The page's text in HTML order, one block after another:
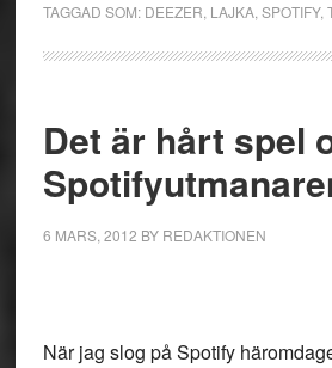
TAGGAD SOM: DEEZER LAJKA, SPOTIFY,
Det är hårt spel
6 MARS, 2012 BY REDAKTIONEN
När jag slog på Spotify